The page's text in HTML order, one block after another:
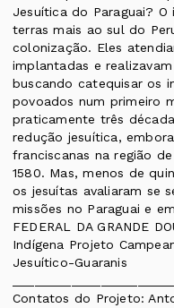
Jesuítica do Paraguai? O
terras mais ao sul do
colonização. Eles
implantadas e
buscando catequisar os
povoados num primeiro
praticamente três
redução jesuítica,
franciscanas na região
1580. Mas, menos de
os jesuítas avaliaram se
missões no Paraguai e
FEDERAL DA GRANDE
Indígena Projeto
Jesuítico-Guaranis
Contatos do Projeto: